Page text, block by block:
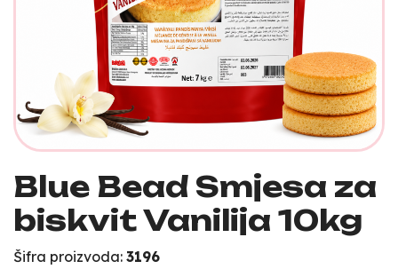
Blue Bead Smjesa za
biskvit Vanilija 10kg
Šifra proizvoda: 3196